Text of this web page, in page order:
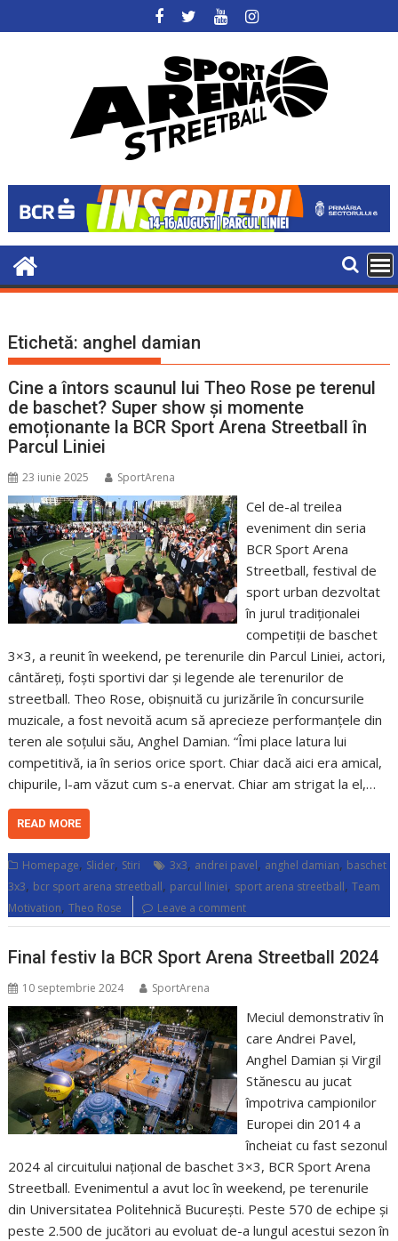
to
Etichetă: anghel damian
Cine a întors scaunul lui Theo Rose pe terenul
de baschet? Super show și momente
emoționante la BCR Sport Arena Streetball în
Parcul Liniei
23 iunie 2025 SportArena
Cel de-al treilea
eveniment din seria
BCR Sport Arena
Streetball, festival de
sport urban dezvoltat
în jurul tradiționalei
competiții de baschet
3×3, a reunit în weekend, pe terenurile din Parcul Liniei, actori,
cântăreți, foști sportivi dar și legende ale terenurilor de
streetball. Theo Rose, obișnuită cu jurizările în concursurile
muzicale, a fost nevoită acum să aprecieze performanțele din
teren ale soțului său, Anghel Damian. “Îmi place latura lui
competitivă, ia în serios orice sport. Chiar dacă aici era amical,
chipurile, l-am văzut cum s-a enervat. Chiar am strigat la el,…
READ MORE
Homepage, Slider, Stiri 3x3, andrei pavel, anghel damian, baschet
3x3, bcr sport arena streetball, parcul liniei, sport arena streetball,Team
Motivation,Theo Rose Leave a comment
Final festiv la BCR Sport Arena Streetball 2024
10 septembrie 2024 SportArena
Meciul demonstrativ în
care Andrei Pavel,
Anghel Damian și Virgil
Stănescu au jucat
împotriva campionilor
Europei din 2014 a
încheiat cu fast sezonul
2024 al circuitului național de baschet 3×3, BCR Sport Arena
Streetball. Evenimentul a avut loc în weekend, pe terenurile
din Universitatea Politehnică București. Peste 570 de echipe și
peste 2.500 de jucători au evoluat de-a lungul acestui sezon în